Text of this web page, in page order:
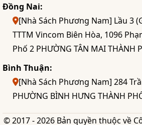
Đồng Nai:
[Nhà Sách Phương Nam] Lầu 3
TTTM Vincom Biên Hòa, 1096
Phố 2 PHƯỜNG TÂN MAI THÀNH
Bình Thuận:
[Nhà Sách Phương Nam] 284
PHƯỜNG BÌNH HƯNG THÀNH
© 2017 - 2026 Bản quyền thuộc về